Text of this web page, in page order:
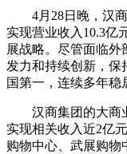
4月28日晚，汉
实现营业收入10.3亿
展战略。尽管面临外
发力和持续创新，保
国第一，连续多年稳
汉商集团的大商
实现相关收入近2亿
购物中心、武展购物